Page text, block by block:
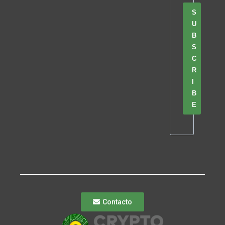
S
U
B
S
C
R
B
E
Contacto